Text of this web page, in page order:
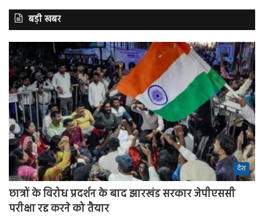
बड़ी खबर
देश
छात्रों के विरोध प्रदर्शन के बाद झारखंड सरकार जेपीएससी
परीक्षा रद्द करने को तैयार